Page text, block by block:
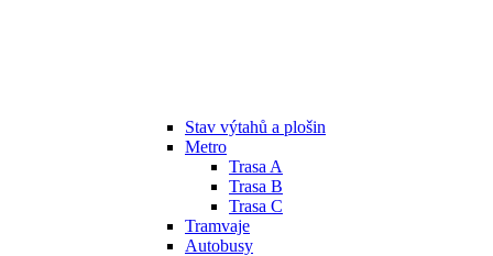
Stav výtahů a plošin
Metro
Trasa A
Trasa B
Trasa C
Tramvaje
Autobusy